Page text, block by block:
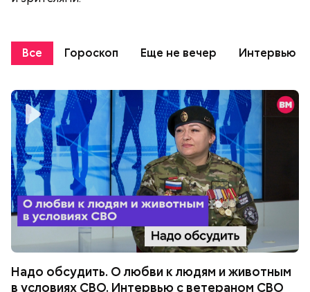
Все Гороскоп Еще не вечер Интервью
Надо обсудить. О любви к людям и животным
в условиях СВО. Интервью с ветераном СВО